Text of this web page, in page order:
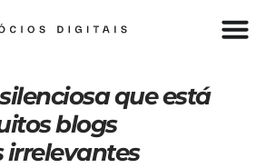
que está
blogs